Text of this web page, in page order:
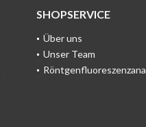
SHOPSERVICE
Über uns
Unser Team